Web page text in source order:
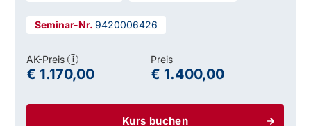
9420006426
Kurs buchen
AK-Preis i
€ 1.170,00
Preis
€ 1.400,00